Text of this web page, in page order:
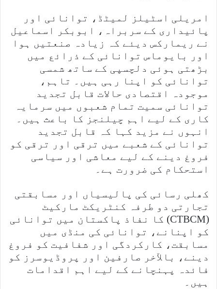
امریلی اسٹیلز لمیٹڈ، توانائی اور
پائیداری کے سربراہ، ابوبکر اسماعیل
نے ریمارکس دیئے کہ زیادہ صنعتیں ہوا
اور بایوماس توانائی کے ذرائع میں
بڑھتی ہوئی دلچسپی کے ساتھ شمسی
توانائی کو اپنا رہی ہیں۔ تاہم،
موجودہ اقتصادی حالات قابل تجدید
توانائی سمیت تمام شعبوں میں سرمایہ
کاری کے لیے اہم چیلنجز کا باعث ہیں۔
انہوں نے مزید کہا کہ قابل تجدید
توانائی کے شعبے میں ترقی اور ترقی کو
فروغ دینے کے لیے معاشی اور سیاسی
استحکام کی ضرورت ہے۔
کھلی رسائی کی پالیسیاں اور مسابقتی
تجارتی دو طرفہ کنٹریکٹ مارکیٹ
(CTBCM) کا نفاذ پاکستان میں توانائی
کو اپنانے، توانائی کی منڈی میں
مسابقت، کارکردگی اور شفافیت کو فروغ
دینے، بالآخر صارفین اور پروڈیوسرز کو
فائدہ پہنچانے کے لیے اہم اقدامات
ہیں۔